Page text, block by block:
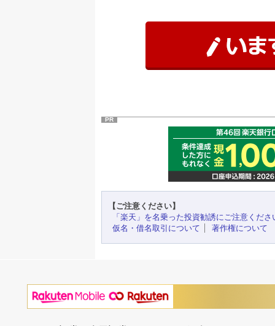
PR
【ご注意ください】
「楽天」を名乗った投資勧誘にご注意くださ
仮名・借名取引について
著作権について